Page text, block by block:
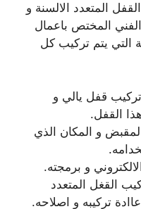
المتعدد الالسنة و
المختص باعمال
التي يتم تركيب كل
قفل يالي و
القفل.
و المكان الذي
و برمجته.
القغل المتعدد
تركيبه و اصلاحه.